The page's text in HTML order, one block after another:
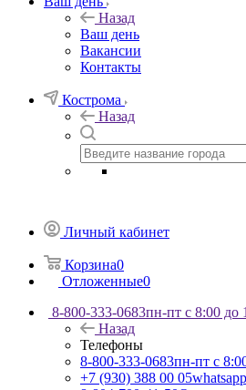
Назад
Ваш день
Вакансии
Контакты
Кострома
Назад
Личный кабинет
Корзина0
Отложенные0
8-800-333-0683пн-пт с 8:00 до
Назад
Телефоны
8-800-333-0683пн-пт с
+7 (930) 388 00 05whatsapp